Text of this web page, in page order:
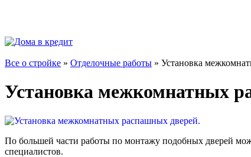
Все о стройке » Отделочные работы » Установка
Установка межкомнатных
По большей части работы по мон­тажу подобных дверей
специалистов.